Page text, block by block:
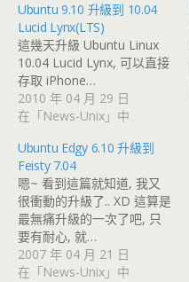
Ubuntu 9.10 升級到 10.04
Lucid Lynx(LTS)
這幾天升級 Ubuntu Linux
10.04 Lucid Lynx, 可以直接
存取 iPhone…
2010 年 04 月 29 日
在「News-Unix」中
Ubuntu Edgy 6.10 升級到
Feisty 7.04
嗯~ 看到這篇就知道, 我又
很衝動的升級了.. XD 這算是
最無痛升級的一次了吧, 只
要有耐心, 就…
2007 年 04 月 21 日
在「News-Unix」中